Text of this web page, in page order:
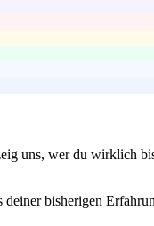
uns, wer du wirklich
deiner bisherigen